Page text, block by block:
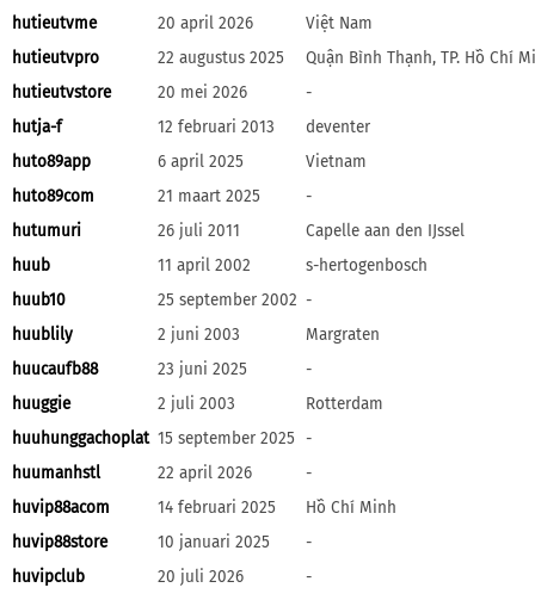
hutieutvme
20 april 2026
Việt Nam
hutieutvpro
22 augustus 2025
Quận Bình Thạnh, TP. Hồ Chí
hutieutvstore
20 mei 2026
-
hutja-f
12 februari 2013
deventer
huto89app
6 april 2025
Vietnam
huto89com
21 maart 2025
-
hutumuri
26 juli 2011
Capelle aan den IJssel
huub
11 april 2002
s-hertogenbosch
huub10
25 september 2002 -
huublily
2 juni 2003
Margraten
huucaufb88
23 juni 2025
-
huuggie
2 juli 2003
Rotterdam
huuhunggachoplat 15 september 2025 -
huumanhstl
22 april 2026
-
huvip88acom
14 februari 2025
Hồ Chí Minh
huvip88store
10 januari 2025
-
huvipclub
20 juli 2026
-